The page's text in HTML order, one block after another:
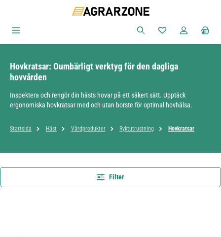
Du har 0 objekt i
Hovkratsar: Oumbärligt verktyg för den dagliga
hovvården
Inspektera och rengör din hästs hovar på ett säkert sätt. Upptäck
ergonomiska hovkratsar med och utan borste för optimal hovhälsa.
Startsida Häst Vårdprodukter Ryktutrustning Hovkratsar
Filter